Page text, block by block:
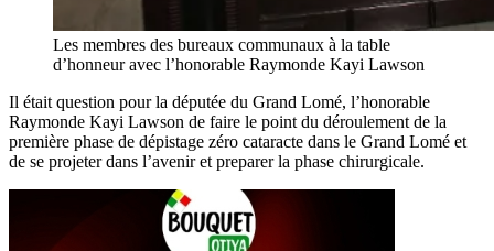
Les membres des bureaux communaux à la table
d’honneur avec l’honorable Raymonde Kayi Lawson
Il était question pour la députée du Grand Lomé, l’honorable
Raymonde Kayi Lawson de faire le point du déroulement de la
première phase de dépistage zéro cataracte dans le Grand Lomé et
de se projeter dans l’avenir et preparer la phase chirurgicale.